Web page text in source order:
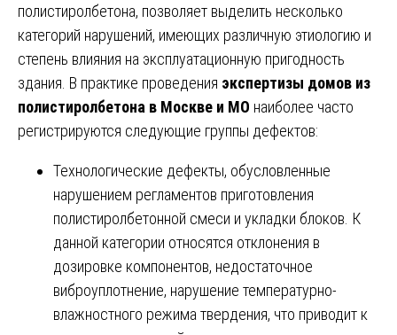
полистиролбетона, позволяет выделить несколько
категорий нарушений, имеющих различную этиологию и
степень влияния на эксплуатационную пригодность
здания. В практике проведения экспертизы домов из
полистиролбетона в Москве и МО наиболее часто
регистрируются следующие группы дефектов:
Технологические дефекты, обусловленные
нарушением регламентов приготовления
полистиролбетонной смеси и укладки блоков. К
данной категории относятся отклонения в
дозировке компонентов, недостаточное
виброуплотнение, нарушение температурно-
влажностного режима твердения, что приводит к